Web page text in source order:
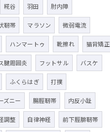
糀谷 羽田 肘内障
靭帯 マラソン 微弱電流
ハンマートゥ 靴擦れ 猫背矯正
腱周囲炎 フットサル バスケ
ふくらはぎ 打撲
ズニー 腸脛靭帯 内反小趾
調整 自律神経 前下脛腓靭帯